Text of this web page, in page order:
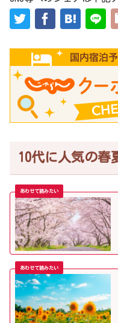
10代に人気の春